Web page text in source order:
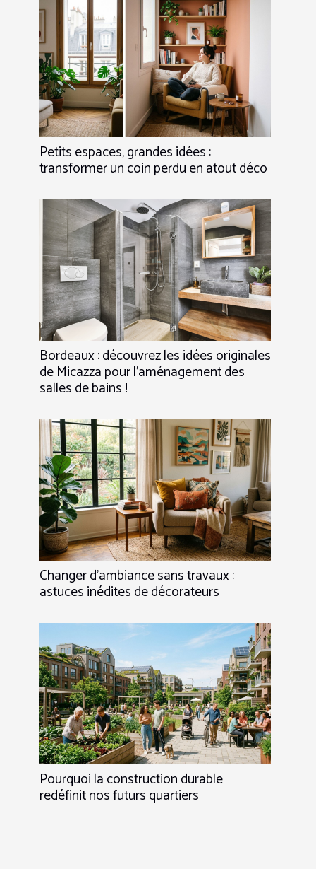
Petits espaces, grandes idées :
transformer un coin perdu en atout déco
Bordeaux : découvrez les idées originales
de Micazza pour l’aménagement des
salles de bains !
Changer d’ambiance sans travaux :
astuces inédites de décorateurs
Pourquoi la construction durable
redéfinit nos futurs quartiers